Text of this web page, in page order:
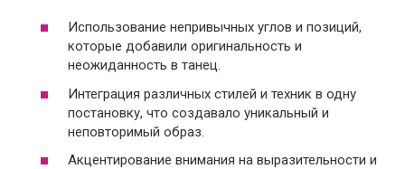
Использование непривычных углов и позиций,
которые добавили оригинальность и
неожиданность в танец.
Интеграция различных стилей и техник в одну
постановку, что создавало уникальный и
неповторимый образ.
Акцентирование внимания на выразительности и